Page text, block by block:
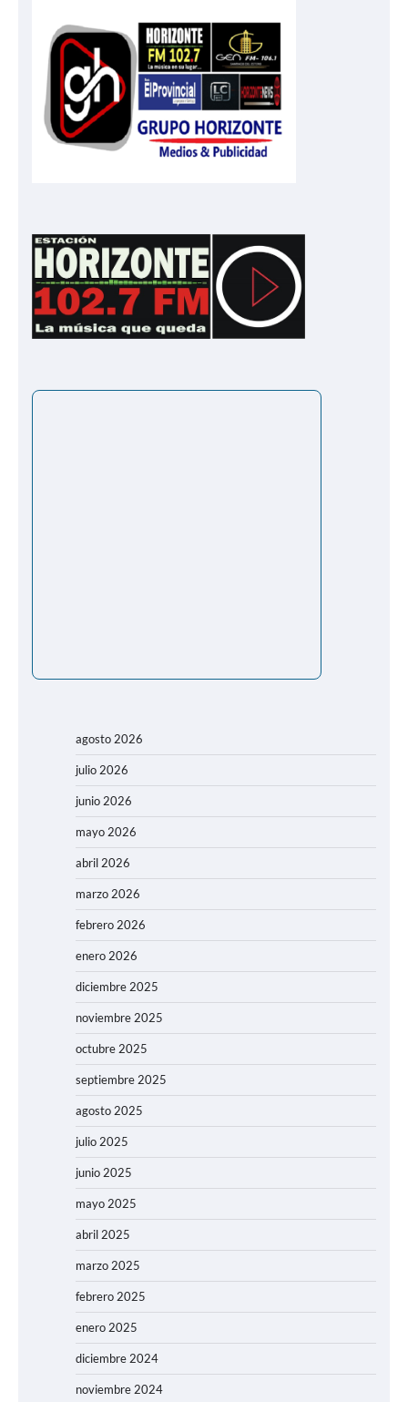
agosto 2026
julio 2026
junio 2026
mayo 2026
abril 2026
marzo 2026
febrero 2026
enero 2026
diciembre 2025
noviembre 2025
octubre 2025
septiembre 2025
agosto 2025
julio 2025
junio 2025
mayo 2025
abril 2025
marzo 2025
febrero 2025
enero 2025
diciembre 2024
noviembre 2024